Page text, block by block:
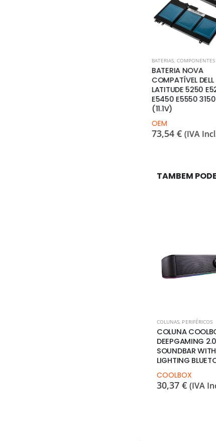
ACESSÓRIOS,TECLADOS
TECLADO
450 G6
NOVO
HP
52,75
TAMBEM
COLUNAS, PERIFÉRICOS
COLUNA
DEEPGAMING 2.0
SOUNDBAR
LIGHTING
COOLBOX
30,37 € (IVA